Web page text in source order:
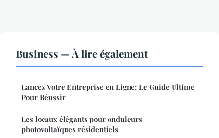
Business — À lire également
Lancez Votre Entreprise en Ligne: Le Guide Ultime
Pour Réussir
Les locaux élégants pour onduleurs
photovoltaïques résidentiels